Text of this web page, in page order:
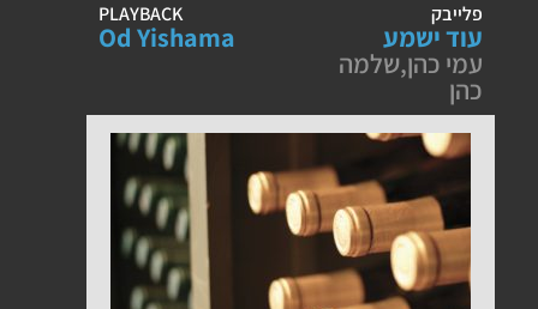
פלייבק
עוד ישמע
עמי כהן,שלמה
כהן
PLAYBACK
Od Yishama